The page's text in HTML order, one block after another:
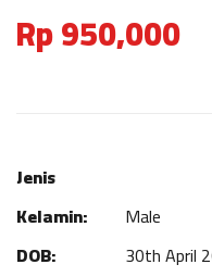
Rp 950,000
Jenis
Kelamin:
Male
DOB:
30th April